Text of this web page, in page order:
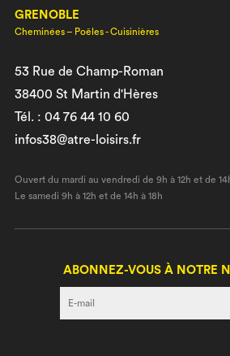
GRENOBLE
Cheminées – Poêles - Cuisinières
53 Rue de Champ-Roman
38400 St Martin d'Hères
Tél. : 04 76 44 10 60
infos38@atre-loisirs.fr
Ouvert du mardi au vendredi de 9h à 12h et de
Le samedi 9h à 12h et de 14h à 18h
ABONNEZ-VOUS À NOTRE
I agree terms and conditions.*